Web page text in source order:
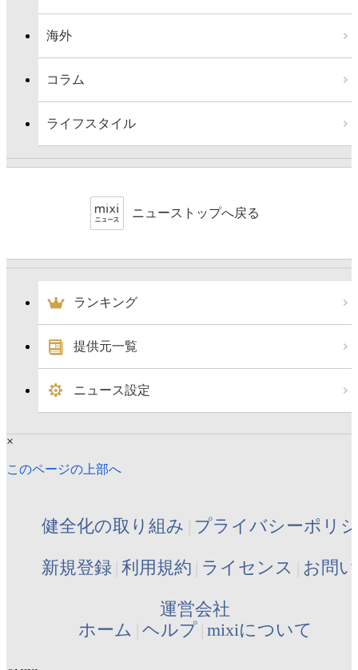
海外
コラム
ライフスタイル
ニューストップへ戻る
ランキング
提供元一覧
ニュース設定
×
このページの上部へ
健全化の取り組み プライバシーポリ
新規登録 利用規約 ライセンス お問
運営会社
ホーム ヘルプ mixiについて